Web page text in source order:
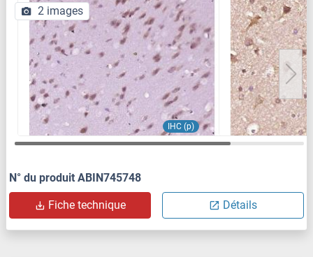
IHC (p)
2 images
N° du produit ABIN745748
Fiche technique Détails